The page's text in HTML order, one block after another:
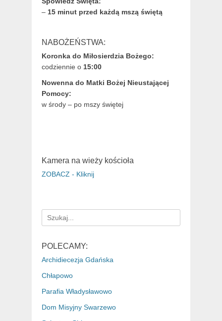
– 15 minut przed każdą mszą świętą
NABOŻEŃSTWA:
Koronka do Miłosierdzia Bożego:
codziennie o 15:00
Nowenna do Matki Bożej Nieustającej
Pomocy:
w środy – po mszy świętej
Kamera na wieży kościoła
ZOBACZ - Kliknij
Search
for:
POLECAMY:
Archidiecezja Gdańska
Chłapowo
Parafia Władysławowo
Dom Misyjny Swarzewo